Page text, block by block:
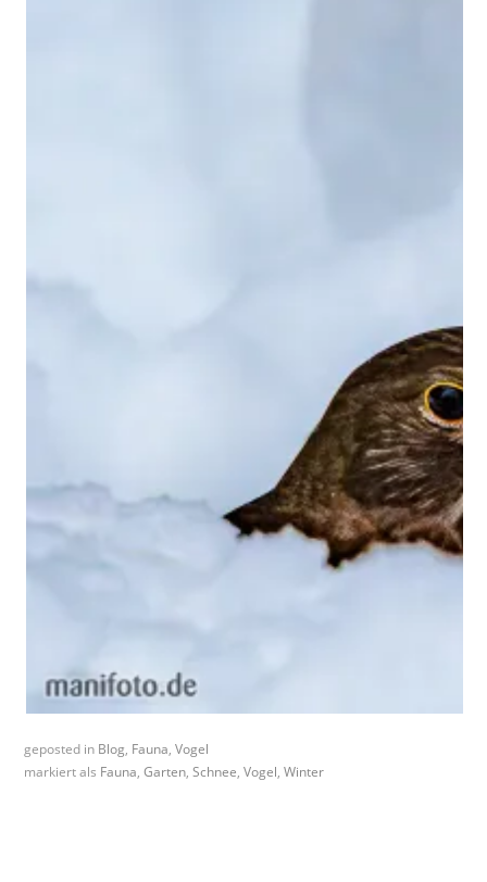
geposted in Blog, Fauna,Vogel
markiert als Fauna,Garten,Schnee,Vogel,Winter